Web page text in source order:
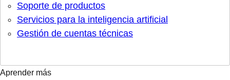
Soporte de productos
Servicios para la inteligencia artificial
Gestión de cuentas técnicas
Aprender más